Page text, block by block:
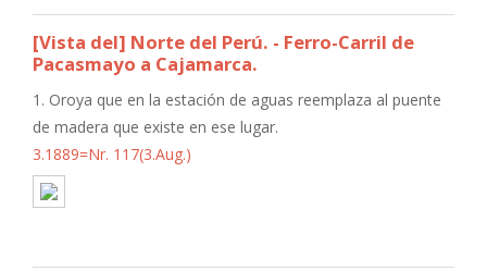
[Vista del] Norte del Perú. - Ferro-Carril de
Pacasmayo a Cajamarca.
1. Oroya que en la estación de aguas reemplaza al puente
de madera que existe en ese lugar.
3.1889=Nr. 117(3.Aug.)